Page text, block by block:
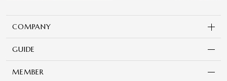
COMPANY
GUIDE
MEMBER